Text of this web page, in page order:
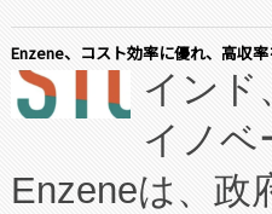
Enzene、コスト効率に優れ、高収
インド
イノベ
Enzeneは、政